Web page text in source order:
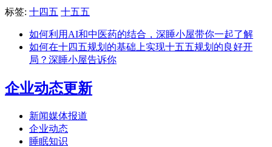
标签: 十四五 十五五
如何利用AI和中医药的结合，深睡小屋带你一起了解
如何在十四五规划的基础上实现十五五规划的良好开
局？深睡小屋告诉你
企业动态更新
新闻媒体报道
企业动态
睡眠知识